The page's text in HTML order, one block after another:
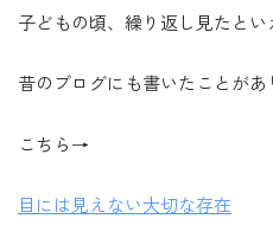
子どもの頃、繰り返し見たとい
昔のブログにも書いたことがあ
こちら→
目には見えない大切な存在